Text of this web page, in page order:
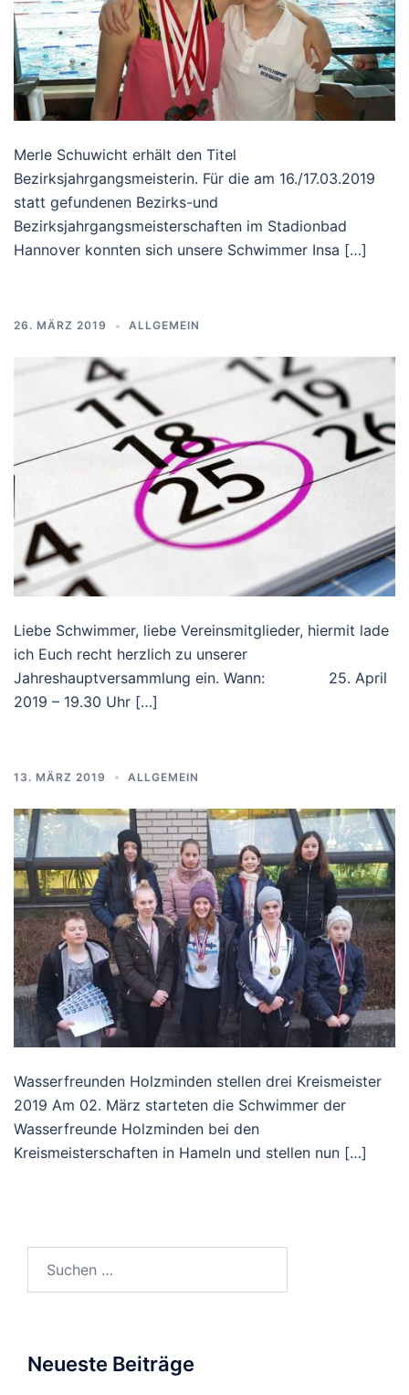
Merle Schuwicht erhält den Titel
Bezirksjahrgangsmeisterin. Für die am 16./17.03.2019
statt gefundenen Bezirks-und
Bezirksjahrgangsmeisterschaften im Stadionbad
Hannover konnten sich unsere Schwimmer Insa […]
26. MÄRZ 2019 ALLGEMEIN
Liebe Schwimmer, liebe Vereinsmitglieder, hiermit lade
ich Euch recht herzlich zu unserer
Jahreshauptversammlung ein. Wann: 25. April
2019 – 19.30 Uhr […]
13. MÄRZ 2019 ALLGEMEIN
Wasserfreunden Holzminden stellen drei Kreismeister
2019 Am 02. März starteten die Schwimmer der
Wasserfreunde Holzminden bei den
Kreismeisterschaften in Hameln und stellen nun […]
nach:
Neueste Beiträge